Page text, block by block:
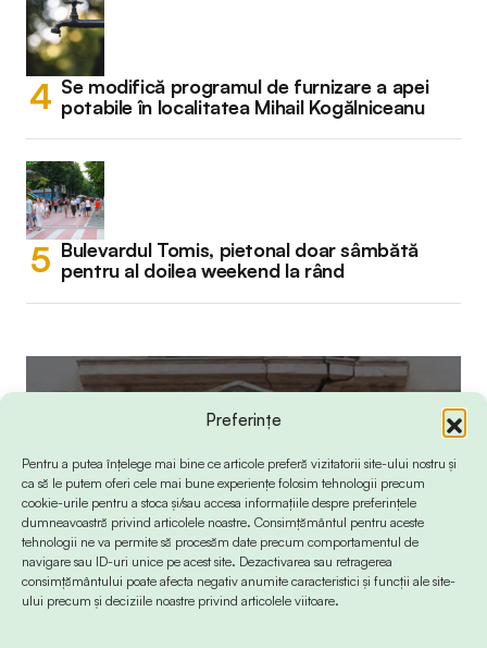
Preferințe
Pentru a putea înțelege mai bine ce articole preferă vizitatorii site-ului nostru și
ca să le putem oferi cele mai bune experiențe folosim tehnologii precum
cookie-urile pentru a stoca și/sau accesa informațiile despre preferințele
dumneavoastră privind articolele noastre. Consimțământul pentru aceste
tehnologii ne va permite să procesăm date precum comportamentul de
navigare sau ID-uri unice pe acest site. Dezactivarea sau retragerea
consimțământului poate afecta negativ anumite caracteristici și funcții ale site-
ului precum și deciziile noastre privind articolele viitoare.
Se modifică programul de furnizare a apei
potabile în localitatea Mihail Kogălniceanu
Bulevardul Tomis, pietonal doar sâmbătă
pentru al doilea weekend la rând